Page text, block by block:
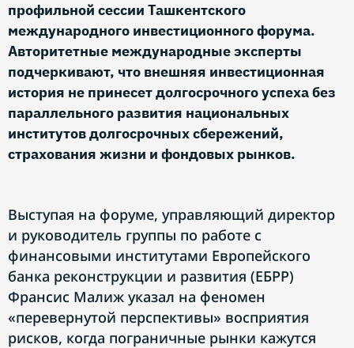
профильной сессии Ташкентского
международного инвестиционного форума.
Авторитетные международные эксперты
подчеркивают, что внешняя инвестиционная
история не принесет долгосрочного успеха без
параллельного развития национальных
институтов долгосрочных сбережений,
страхования жизни и фондовых рынков.
Выступая на форуме, управляющий директор
и руководитель группы по работе с
финансовыми институтами Европейского
банка реконструкции и развития (ЕБРР)
Франсис Малиж указал на феномен
«перевернутой перспективы» восприятия
рисков, когда пограничные рынки кажутся